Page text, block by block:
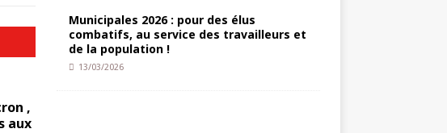
,
aux
Municipales 2026 : pour des élus
combatifs, au service des travailleurs et
de la population !
13/03/2026